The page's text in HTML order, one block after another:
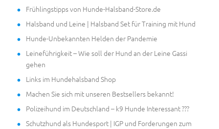
Frühlingstipps von Hunde-Halsband-Store.de
Halsband und Leine | Halsband Set für Training mit Hund
Hunde-Unbekannten Helden der Pandemie
Leineführigkeit – Wie soll der Hund an der Leine Gassi
gehen
Links im Hundehalsband Shop
Machen Sie sich mit unseren Bestsellers bekannt!
Polizeihund im Deutschland – k9 Hunde Interessant ???
Schutzhund als Hundesport | IGP und Forderungen zum